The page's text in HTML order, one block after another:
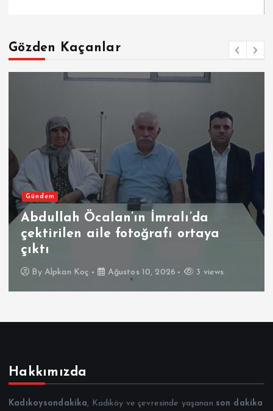
Gözden Kaçanlar
Gündem
Abdullah Öcalan’ın İmralı’da
çektirilen aile fotoğrafı ortaya
çıktı
By Alpkan Koç Ağustos 10, 2026 3 views
Hakkımızda
Kadıkoysondakika, Kadıköy ve çevresinde yaşanan son dakika